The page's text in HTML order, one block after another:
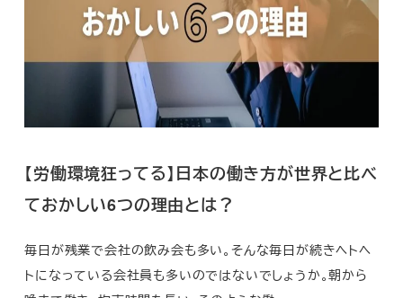
【労働環境狂ってる】日本の働き方が世界と比べ
ておかしい6つの理由とは？
毎日が残業で会社の飲み会も多い。そんな毎日が続きヘトヘ
トになっている会社員も多いのではないでしょうか。朝から